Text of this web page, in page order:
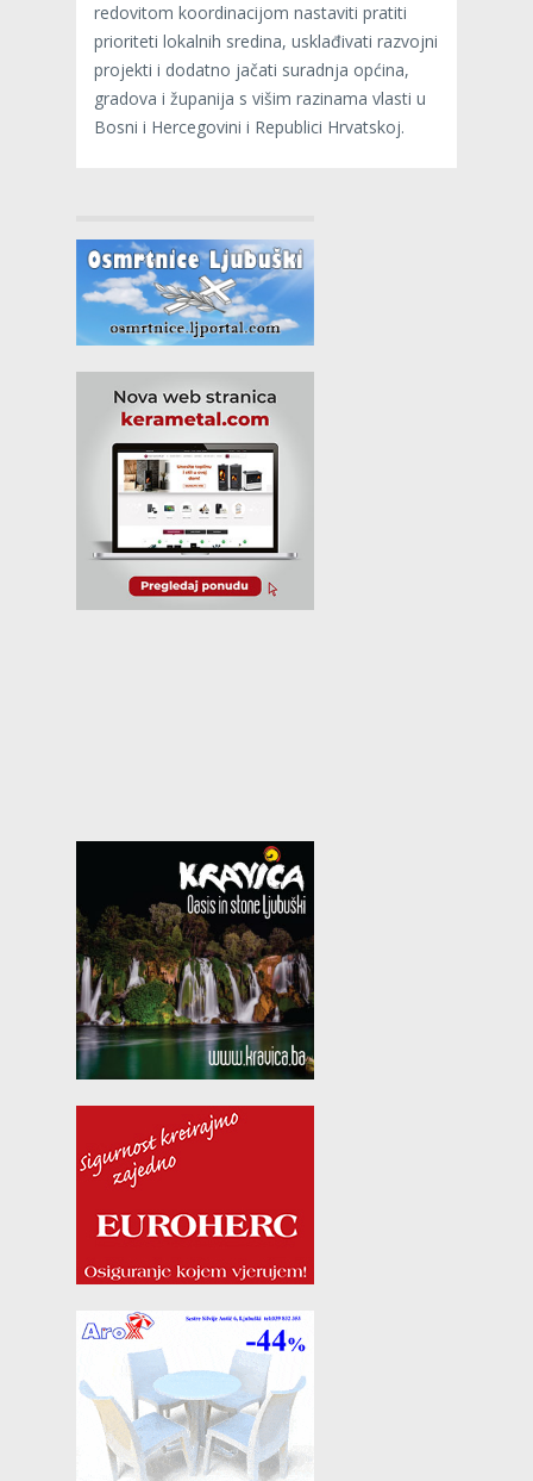
redovitom koordinacijom nastaviti pratiti
prioriteti lokalnih sredina, usklađivati razvojni
projekti i dodatno jačati suradnja općina,
gradova i županija s višim razinama vlasti u
Bosni i Hercegovini i Republici Hrvatskoj.